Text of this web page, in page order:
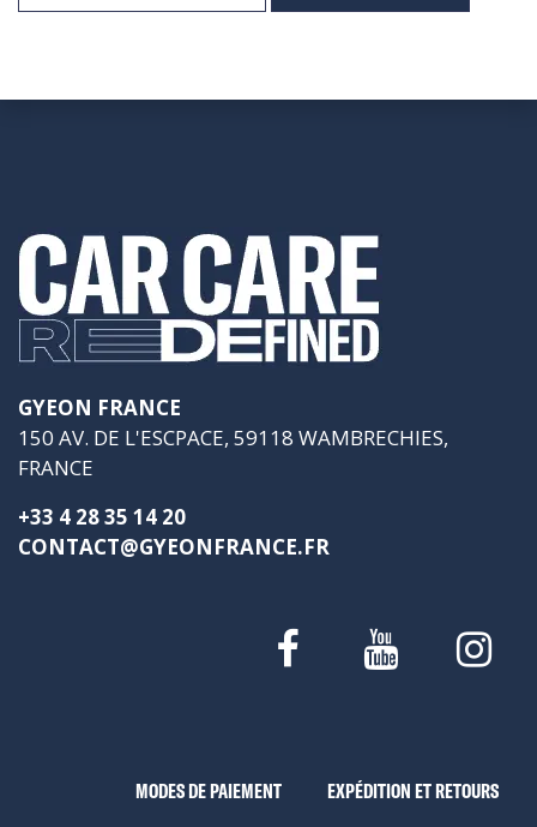
GYEON FRANCE
150 AV. DE L'ESCPACE, 59118 WAMBRECHIES,
FRANCE
+33 4 28 35 14 20
CONTACT@GYEONFRANCE.FR
MODES DE PAIEMENT EXPÉDITION ET RETOURS